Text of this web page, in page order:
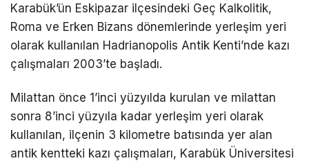
Karabük’ün Eskipazar ilçesindeki Geç Kalkolitik,
Roma ve Erken Bizans dönemlerinde yerleşim yeri
olarak kullanılan Hadrianopolis Antik Kenti’nde kazı
çalışmaları 2003’te başladı.
Milattan önce 1’inci yüzyılda kurulan ve milattan
sonra 8’inci yüzyıla kadar yerleşim yeri olarak
kullanılan, ilçenin 3 kilometre batısında yer alan
antik kentteki kazı çalışmaları, Karabük Üniversitesi